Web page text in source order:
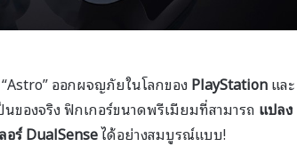
“Astro” ออกผจญภัยในโลกของPlayStationและ
นของจริง ฟิกเกอร์ขนาดพรีเมียมที่สามารถ แปลง
อร์ DualSenseได้อย่างสมบูรณ์แบบ!